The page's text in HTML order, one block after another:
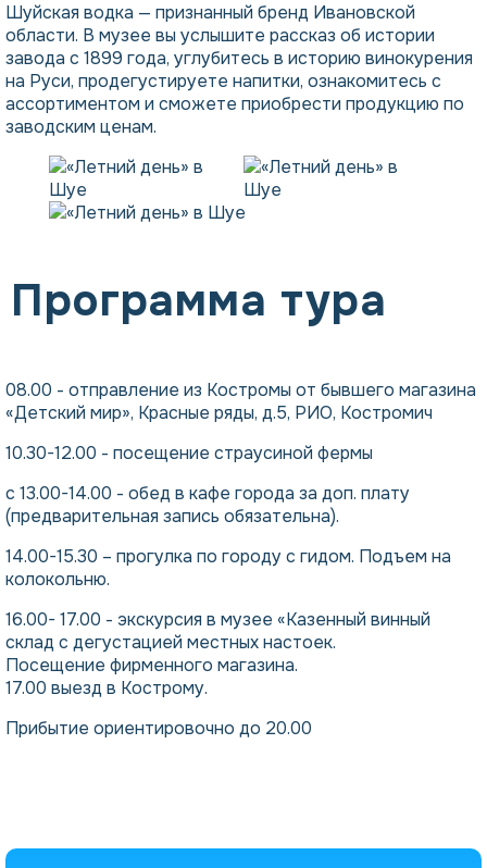
Шуйская водка — признанный бренд Ивановской
области. В музее вы услышите рассказ об истории
завода с 1899 года, углубитесь в историю винокурения
на Руси, продегустируете напитки, ознакомитесь с
ассортиментом и сможете приобрести продукцию по
заводским ценам.
Программа тура
08.00 - отправление из Костромы от бывшего магазина
«Детский мир», Красные ряды, д.5, РИО, Костромич
10.30-12.00 - посещение страусиной фермы
с 13.00-14.00 - обед в кафе города за доп. плату
(предварительная запись обязательна).
14.00-15.30 – прогулка по городу с гидом. Подъем на
колокольню.
16.00- 17.00 - экскурсия в музее «Казенный винный
склад с дегустацией местных настоек.
Посещение фирменного магазина.
17.00 выезд в Кострому.
Прибытие ориентировочно до 20.00